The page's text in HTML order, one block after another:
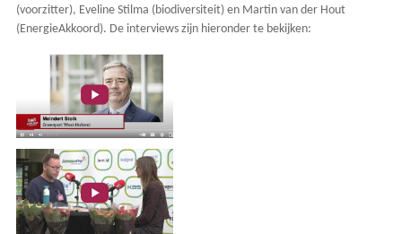
(voorzitter), Eveline Stilma (biodiversiteit) en Martin van der Hout
(EnergieAkkoord). De interviews zijn hieronder te bekijken: